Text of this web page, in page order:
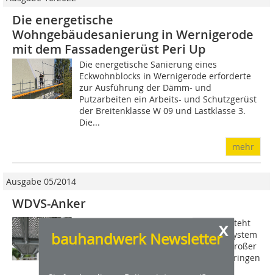
x
bauhandwerk Newsletter
Die energetische
Wohngebäudesanierung in Wernigerode
mit dem Fassadengerüst Peri Up
Die energetische Sanierung eines
Eckwohnblocks in Wernigerode erforderte
zur Ausführung der Dämm- und
Putzarbeiten ein Arbeits- und Schutzgerüst
der Breitenklasse W 09 und Lastklasse 3.
Die...
mehr
Ausgabe 05/2014
WDVS-Anker
Der neue WDVS-Anker von Layher besteht
aus einem hochtragfähigen Rahmensystem
und sorgt für die gezielte Einleitung großer
Kräfte parallel zur Fassade  beim Anbringen
dickerer Wärmedämmplatten...